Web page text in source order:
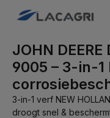
JOHN
9005 – 3-in-
3-in-1 verf NEW
droogt snel &